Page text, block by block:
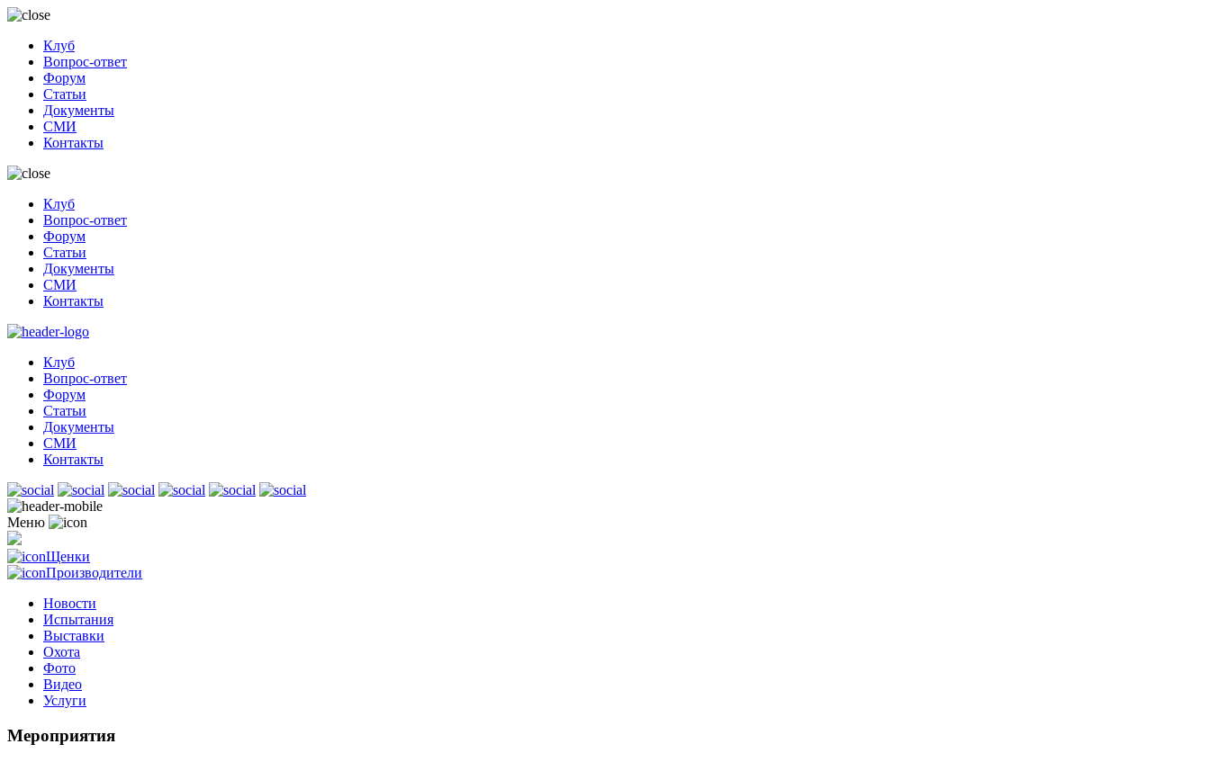
Клуб
Вопрос-ответ
Форум
Статьи
Документы
СМИ
Контакты
Клуб
Вопрос-ответ
Форум
Статьи
Документы
СМИ
Контакты
Клуб
Вопрос-ответ
Форум
Статьи
Документы
СМИ
Контакты
Меню
Щенки
Производители
Новости
Испытания
Выставки
Охота
Фото
Видео
Услуги
Мероприятия